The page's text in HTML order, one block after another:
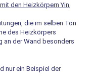
den Heizkörpern Yin,
die im selben Ton
des Heizkörpers
an der Wand besonders
nur ein Beispiel der